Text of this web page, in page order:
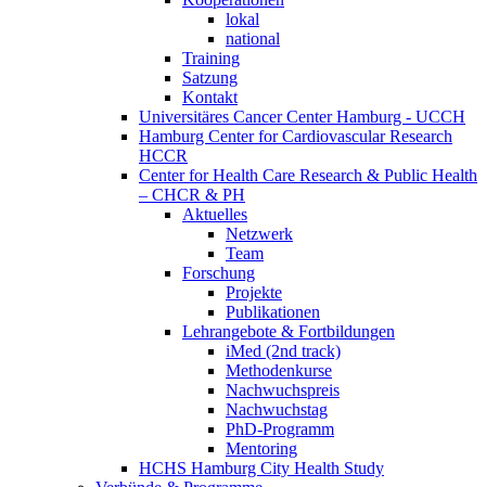
lokal
national
Training
Satzung
Kontakt
Universitäres Cancer Center Hamburg - UCCH
Hamburg Center for Cardiovascular Research
HCCR
Center for Health Care Research & Public Health
– CHCR & PH
Aktuelles
Netzwerk
Team
Forschung
Projekte
Publikationen
Lehrangebote & Fortbildungen
iMed (2nd track)
Methodenkurse
Nachwuchspreis
Nachwuchstag
PhD-Programm
Mentoring
HCHS Hamburg City Health Study